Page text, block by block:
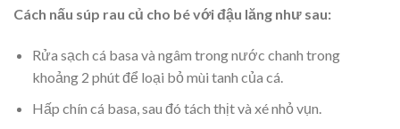
Cách nấu súp rau củ cho bé với đậu lăng như sau:
Rửa sạch cá basa và ngâm trong nước chanh trong
khoảng 2 phút để loại bỏ mùi tanh của cá.
Hấp chín cá basa, sau đó tách thịt và xé nhỏ vụn.